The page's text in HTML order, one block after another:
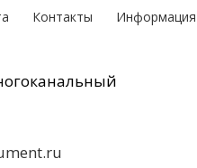
Контакты Информация